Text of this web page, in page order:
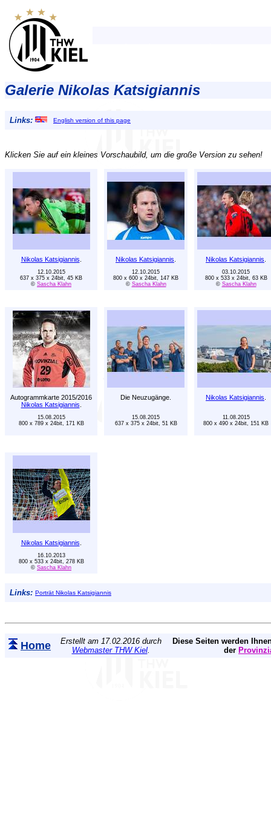
Galerie Nikolas Katsigiannis
Links: English version of this page
Klicken Sie auf ein kleines Vorschaubild, um die große Version zu sehen!
Nikolas Katsigiannis Nikolas Katsigiannis Nikolas Katsigiannis
12.10.2015
637 x 375 x 24bit, 45 KB
© Sascha Klahn
12.10.2015
800 x 600 x 24bit, 147 KB
© Sascha Klahn
03.10.2015
800 x 533 x 24bit, 63 KB
© Sascha Klahn
Autogrammkarte 2015/2016
Nikolas Katsigiannis
Die Neuzugänge. Nikolas Katsigiannis
15.08.2015
800 x 789 x 24bit, 171 KB
15.08.2015
637 x 375 x 24bit, 51 KB
11.08.2015
800 x 490 x 24bit, 151 KB
Nikolas Katsigiannis
16.10.2013
800 x 533 x 24bit, 278 KB
© Sascha Klahn
Links: Porträt Nikolas Katsigiannis
Home
Erstellt am 17.02.2016 durch
Webmaster THW Kiel.
Diese Seiten werden
der